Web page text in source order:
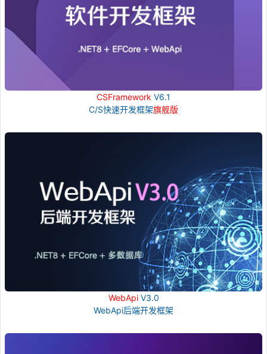
CSFramework V6.1
C/S快速开发框架旗舰版
WebApiV3.0
WebApi后端开发框架